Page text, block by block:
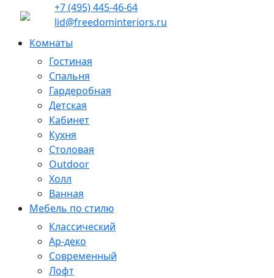
+7 (495) 445-46-64
lid@freedominteriors.ru
Комнаты
Гостиная
Спальня
Гардеробная
Детская
Кабинет
Кухня
Столовая
Outdoor
Холл
Ванная
Мебель по стилю
Классический
Ар-деко
Современный
Лофт